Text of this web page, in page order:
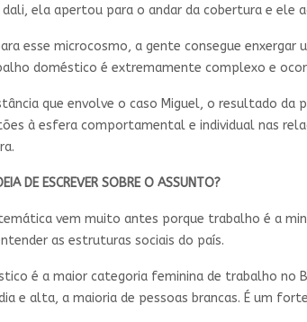
ela apertou para o andar da cobertura e ele
esse microcosmo, a gente consegue
doméstico é extremamente complexo e
que envolve o caso Miguel, o resultado
à esfera comportamental e individual nas
DE ESCREVER SOBRE O ASSUNTO?
vem muito antes porque trabalho é a
as estruturas sociais do país.
é a maior categoria feminina de trabalho no
e alta, a maioria de pessoas brancas. É um